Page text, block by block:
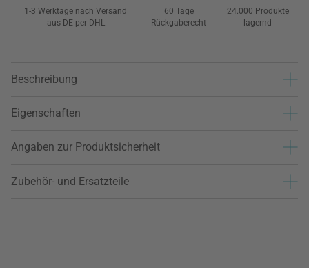
1-3 Werktage nach Versand
aus DE per DHL
60 Tage
Rückgaberecht
24.000 Produkte
lagernd
Beschreibung
Eigenschaften
Angaben zur Produktsicherheit
Zubehör- und Ersatzteile